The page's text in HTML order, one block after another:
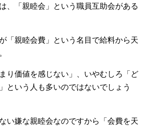
、「親睦会」という職員互助会がある
「親睦会費」という名目で給料から天
り価値を感じない」、いやむしろ「ど
という人も多いのではないでしょう
い嫌な親睦会なのですから「会費を天